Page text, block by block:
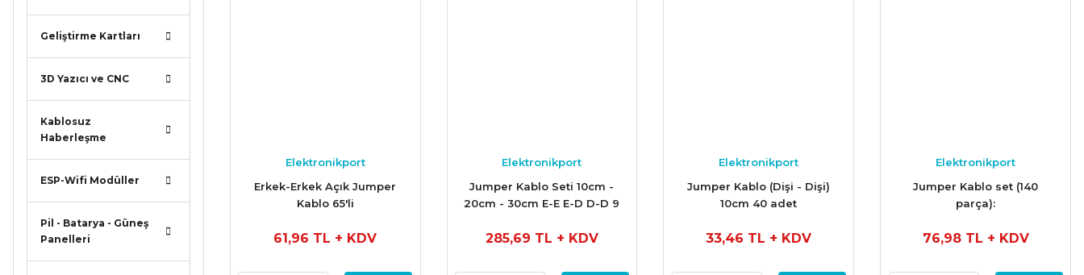
Geliştirme Kartları
3D Yazıcı ve CNC
Kablosuz
Haberleşme
ESP-Wifi Modüller
Pil - Batarya - Güneş
Panelleri
Elektronikport
Erkek-Erkek Açık Jumper
Kablo 65'li
61,96 TL + KDV
Elektronikport
Jumper Kablo Seti 10cm -
20cm - 30cm E-E E-D D-D 9
285,69 TL + KDV
Elektronikport
Jumper Kablo (Dişi - Dişi)
10cm 40 adet
33,46 TL + KDV
Elektronikport
Jumper Kablo set (140
parça):
76,98 TL + KDV